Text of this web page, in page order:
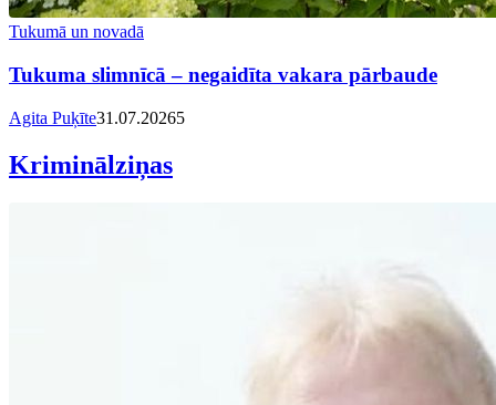
Tukumā un novadā
Tukuma slimnīcā – negaidīta vakara pārbaude
Agita Puķīte31.07.20265
Kriminālziņas